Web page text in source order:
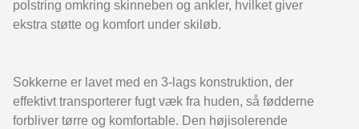
polstring omkring skinneben og ankler, hvilket giver
ekstra støtte og komfort under skiløb.
Sokkerne er lavet med en 3-lags konstruktion, der
effektivt transporterer fugt væk fra huden, så fødderne
forbliver tørre og komfortable. Den højisolerende